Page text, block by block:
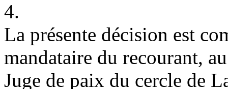
4.
La présente décision est
mandataire du recourant,
Juge de paix du cercle de